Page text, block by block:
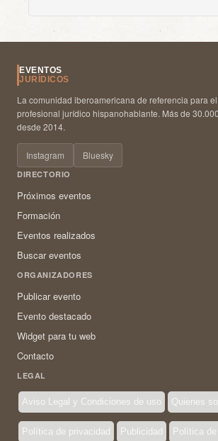
EVENTOS
JURÍDICOS
La comunidad iberoamericana de referencia para el
profesional jurídico hispanohablante. Más de
desde 2014.
Instagram Bluesky
DIRECTORIO
Próximos eventos
Formación
Eventos realizados
Buscar eventos
ORGANIZADORES
Publicar evento
Evento destacado
Widget para tu web
Contacto
LEGAL
Aviso Legal y Condiciones de uso Quienes
Política de privacidad Publicidad Política